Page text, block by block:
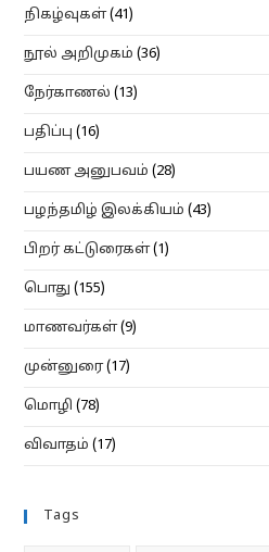
நிகழ்வுகள்(41)
நூல் அறிமுகம் (36)
நேர்காணல் (13)
பதிப்பு (16)
பயண அனுபவம் (28)
பழந்தமிழ் இலக்கியம் (43)
பிறர் கட்டுரைகள்(1)
பொது (155)
மாணவர்கள்(9)
முன்னுரை(17)
மொழி (78)
விவாதம் (17)
Tags